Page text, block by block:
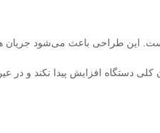
دستگاه افزایش پیدا نکند و در